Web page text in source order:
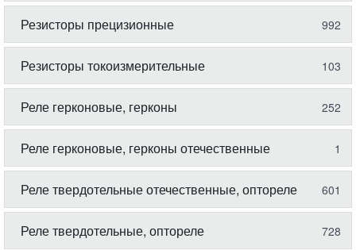
Резисторы прецизионные 992
Резисторы токоизмерительные 103
Реле герконовые, герконы 252
Реле герконовые, герконы отечественные 1
Реле твердотельные отечественные, оптореле 601
Реле твердотельные, оптореле 728